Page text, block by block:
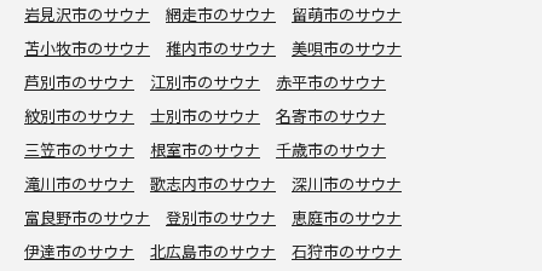
岩見沢市のサウナ
網走市のサウナ
留萌市のサウナ
苫小牧市のサウナ
稚内市のサウナ
美唄市のサウナ
芦別市のサウナ
江別市のサウナ
赤平市のサウナ
紋別市のサウナ
士別市のサウナ
名寄市のサウナ
三笠市のサウナ
根室市のサウナ
千歳市のサウナ
滝川市のサウナ
歌志内市のサウナ
深川市のサウナ
富良野市のサウナ
登別市のサウナ
恵庭市のサウナ
伊達市のサウナ
北広島市のサウナ
石狩市のサウナ